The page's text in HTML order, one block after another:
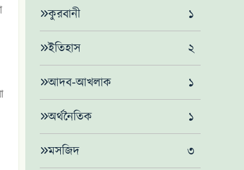
কুরবানী ১
‌ইতিহাস ২
আদব-আখলাক ১
অর্থনৈতিক ১
মসজিদ ৩